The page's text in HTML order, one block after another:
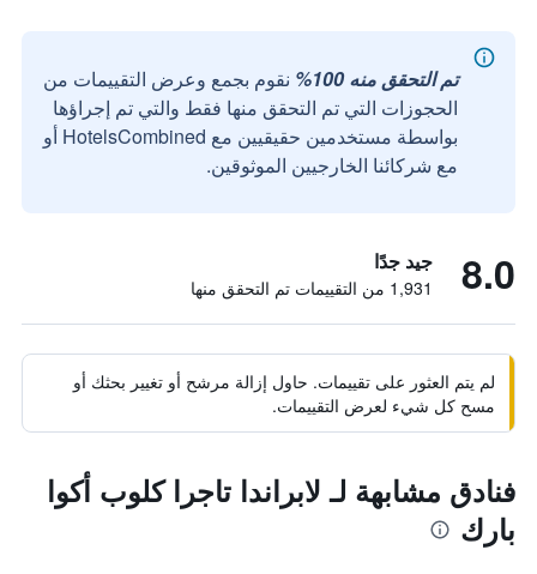
تم التحقق منه 100%
نقوم بجمع وعرض التقييمات من
الحجوزات التي تم التحقق منها فقط والتي تم إجراؤها
بواسطة مستخدمين حقيقيين مع HotelsCombined أو
مع شركائنا الخارجيين الموثوقين.
8.0 جيد جدًا
1,931 من التقييمات تم التحقق منها
لم يتم العثور على تقييمات. حاول إزالة مرشح أو تغيير بحثك أو
مسح كل شيء لعرض التقييمات.
فنادق مشابهة لـ لابراندا تاجرا كلوب أكوا
بارك